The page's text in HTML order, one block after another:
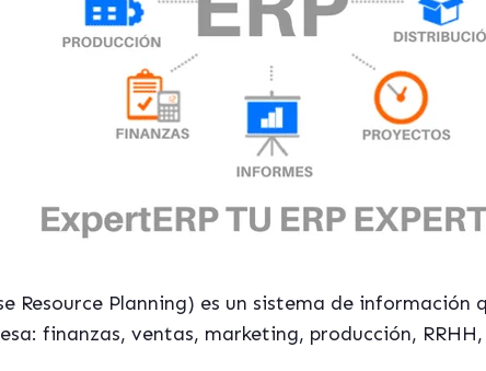
Resource Planning) es un sistema de
finanzas, ventas, marketing, producción,